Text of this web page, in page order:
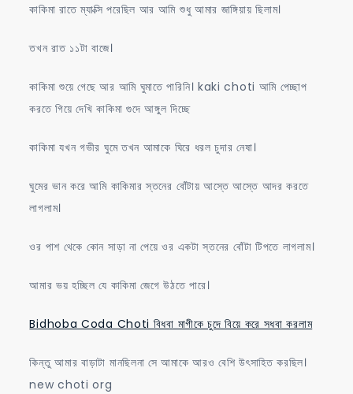
কাকিমা রাতে ম্যাক্সি পরেছিল আর আমি শুধু আমার জাঙ্গিয়ায় ছিলাম।
তখন রাত ১১টা বাজে।
কাকিমা শুয়ে গেছে আর আমি ঘুমাতে পারিনি। kaki choti আমি পেচ্ছাপ
করতে গিয়ে দেখি কাকিমা গুদে আঙ্গুল দিচ্ছে
কাকিমা যখন গভীর ঘুমে তখন আমাকে ঘিরে ধরল চুদার নেষা।
ঘুমের ভান করে আমি কাকিমার স্তনের বোঁটায় আস্তে আস্তে আদর করতে
লাগলাম।
ওর পাশ থেকে কোন সাড়া না পেয়ে ওর একটা স্তনের বোঁটা টিপতে লাগলাম।
আমার ভয় হচ্ছিল যে কাকিমা জেগে উঠতে পারে।
Bidhoba Coda Choti বিধবা মাগীকে চুদে বিয়ে করে সধবা করলাম
কিন্তু আমার বাড়াটা মানছিলনা সে আমাকে আরও বেশি উৎসাহিত করছিল।
new choti org